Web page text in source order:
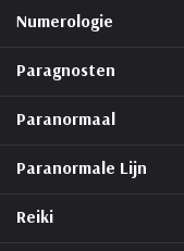
Numerologie
Paragnosten
Paranormaal
Paranormale Lijn
Reiki